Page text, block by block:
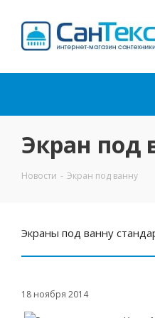
Экран под
Новости - Экран под ванну
Экраны под ванну
18 ноября 2014